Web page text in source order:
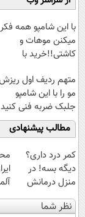
کن45%تخفیف
با این شامپو همه فکر
میکنن موهات و
کاشتی!!خرید با
متهم ردیف اول
مو را با این شامپو
جلبک ضربه فنی کنید
💥۴۰٪تخفیف
مطالب پیشنهادی
کمر درد داری؟
دیگه بسه! در
منزل درمانش
کن
(◀پرسش‌نامه)
نظر شما